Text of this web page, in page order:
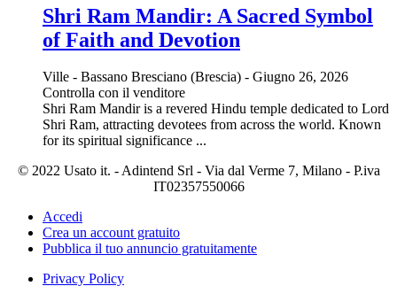
Shri Ram Mandir: A Sacred Symbol
of Faith and Devotion
Ville - Bassano Bresciano (Brescia) - Giugno 26, 2026
Controlla con il venditore
Shri Ram Mandir is a revered Hindu temple dedicated to Lord
Shri Ram, attracting devotees from across the world. Known
for its spiritual significance ...
© 2022 Usato it. - Adintend Srl - Via dal Verme 7, Milano - P.iva
IT02357550066
Accedi
Crea un account gratuito
Pubblica il tuo annuncio gratuitamente
Privacy Policy